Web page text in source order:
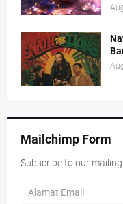
Mailchimp Form
Subscribe to our